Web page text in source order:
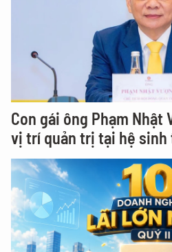
Con gái ông Phạm Nhật
vị trí quản trị tại hệ sinh